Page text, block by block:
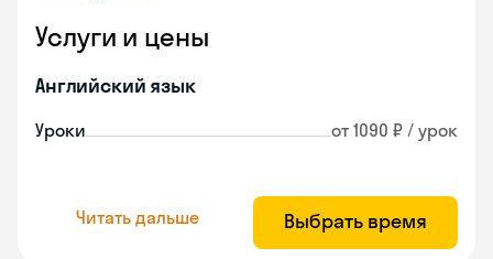
Услуги и цены
Английский язык
Уроки от 1090 ₽ / урок
Читать дальше Выбрать время